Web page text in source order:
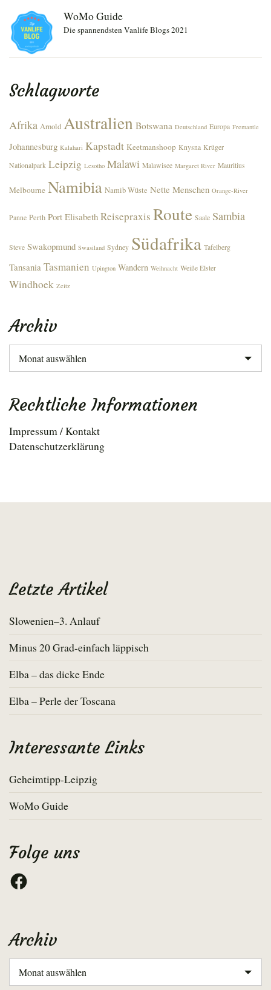
WoMo Guide
Die spannendsten Vanlife Blogs 2021
Schlagworte
Afrika Arnold Australien Botswana Deutschland Europa Fremantle
Johannesburg Kalahari Kapstadt Keetmanshoop Knysna Krüger
Nationalpark Leipzig Lesotho Malawi Malawisee Margaret River Mauritius
Melbourne Namibia Namib Wüste Nette Menschen Orange-River
Panne Perth Port Elisabeth Reisepraxis Route Saale Sambia
Steve Swakopmund Swasiland Sydney Südafrika Tafelberg
Tansania Tasmanien Upington Wandern Weihnacht Weiße Elster
Windhoek Zeitz
Archiv
Archiv
Rechtliche Informationen
Impressum / Kontakt
Datenschutzerklärung
Letzte Artikel
Slowenien–3. Anlauf
Minus 20 Grad-einfach läppisch
Elba – das dicke Ende
Elba – Perle der Toscana
Interessante Links
Geheimtipp-Leipzig
WoMo Guide
Folge uns
Facebook
Archiv
Archiv